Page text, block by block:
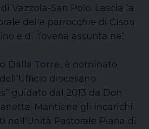
Vazzola-San Polo. Lascia la
delle parrocchie di Cison
e di Tovena assunta nel
Dalla Torre, è nominato
diocesano
” guidato dal 2013 da Don
Mantiene gli incarichi
nell’Unità Pastorale Piana di